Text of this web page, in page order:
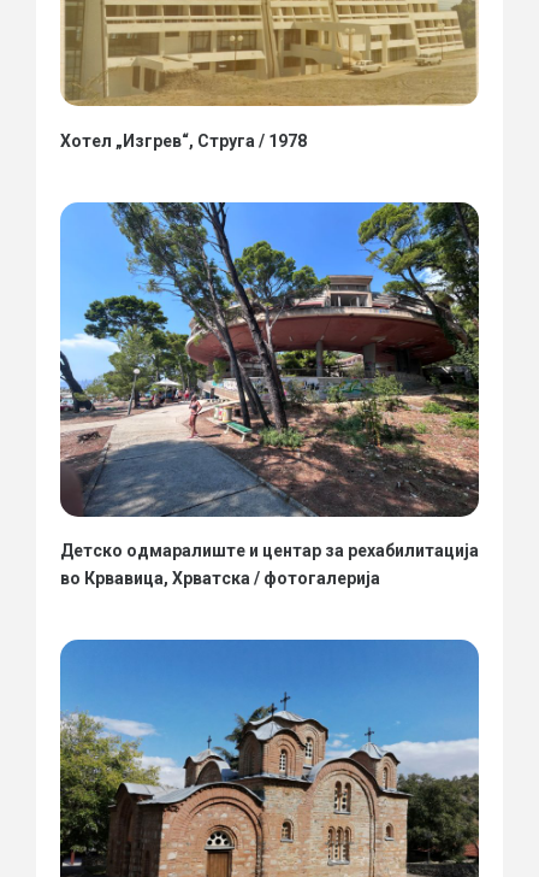
Хотел „Изгрев“, Струга / 1978
Детско одмаралиште и центар за рехабилитација
во Крвавица, Хрватска / фотогалерија